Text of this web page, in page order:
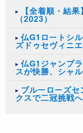
【全着順・結
（2023）
仏G1ロートシ
ズドゥセヴィニ
仏G1ジャンプ
スが快勝、シャ
ブルーローズ
クスで二冠挑戦へ